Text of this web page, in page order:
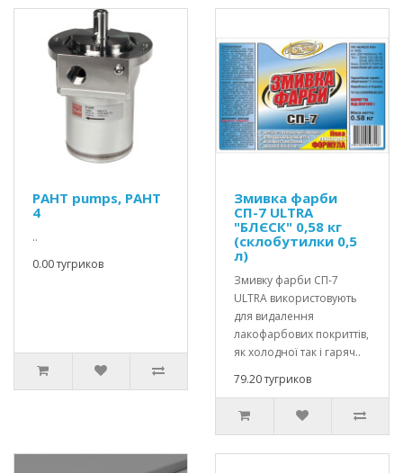
PAHT pumps, PAHT
4
..
0.00 тугриков
Змивка фарби
СП-7 ULTRA
"БЛЄСК" 0,58 кг
(склобутилки 0,5
л)
Змивку фарби СП-7
ULTRA використовують
для видалення
лакофарбових покриттів,
як холодної так і гаряч..
79.20 тугриков